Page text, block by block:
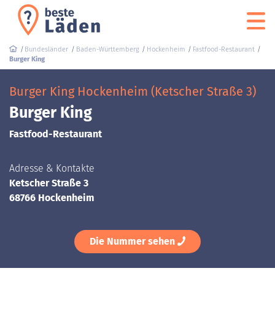
Bundesländer Baden-Württemberg Hockenheim
Fastfood-Restaurant
Burger King
Burger King Hockenheim (Ketscher Straße 3)
Burger King
Fastfood-Restaurant
Adresse & Kontakte
Ketscher Straße 3
68766 Hockenheim
Die Nummer sehen